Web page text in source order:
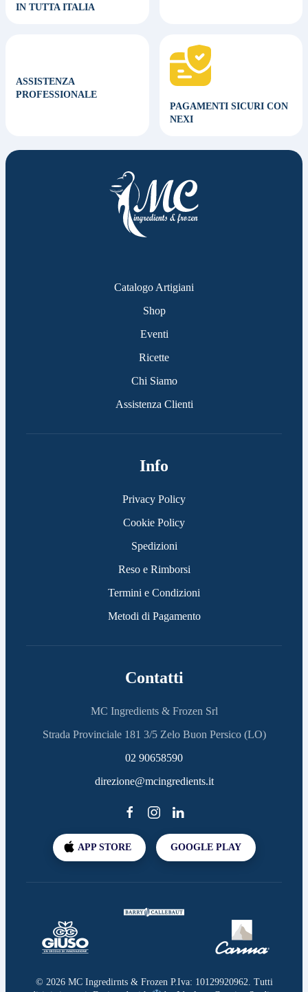
IN TUTTA ITALIA
ASSISTENZA
PROFESSIONALE
PAGAMENTI SICURI CON
NEXI
Catalogo Artigiani
Shop
Eventi
Ricette
Chi Siamo
Assistenza Clienti
Info
Privacy Policy
Cookie Policy
Spedizioni
Reso e Rimborsi
Termini e Condizioni
Metodi di Pagamento
Contatti
MC Ingredients & Frozen Srl
Strada Provinciale 181 3/5 Zelo Buon Persico (LO)
02 90658590
direzione@mcingredients.it
APP STORE GOOGLE PLAY
© 2026MC Ingredirnts & Frozen P.Iva: 10129920962. Tutti